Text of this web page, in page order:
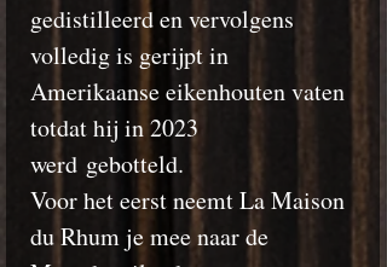
gedistilleerd en vervolgens
volledig is gerijpt in
Amerikaanse eikenhouten vaten
totdat hij in 2023
werd gebotteld.
Voor het eerst neemt La Maison
du Rhum je mee naar de